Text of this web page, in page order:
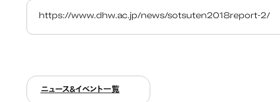
https://www.dhw.ac.jp/news/sotsuten2018report-2/
ニュース&イベント一覧